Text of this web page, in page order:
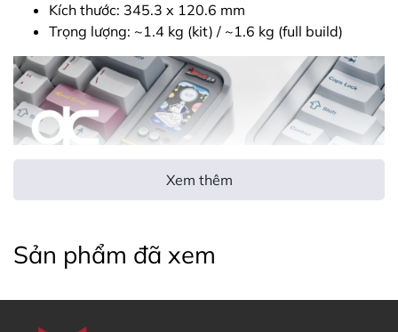
Kích thước: 345.3 x 120.6 mm
Trọng lượng: ~1.4 kg (kit) / ~1.6 kg (full build)
Thời gian: Từ 28/11/2025 đến 11/12/2025
Xem thêm
Sản phẩm đã xem